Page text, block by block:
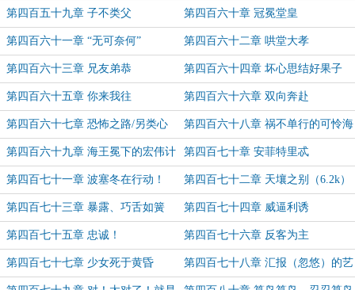
第四百五十九章 子不类父 第四百六十章 冠冕堂皇
第四百六十一章 “无可奈何” 第四百六十二章 哄堂大孝
第四百六十三章 兄友弟恭 第四百六十四章 坏心思结好果子
第四百六十五章 你来我往 第四百六十六章 双向奔赴
第四百六十七章 恐怖之路/另类心
思
第四百六十八章 祸不单行的可怜海
王
第四百六十九章 海王冕下的宏伟计
划，又双叒失败了
第四百七十章 安菲特里忒
第四百七十一章 波塞冬在行动！ 第四百七十二章 天壤之别（6.2k）
第四百七十三章 暴露、巧舌如簧 第四百七十四章 威逼利诱
第四百七十五章 忠诚！ 第四百七十六章 反客为主
第四百七十七章 少女死于黄昏 第四百七十八章 汇报（忽悠）的艺